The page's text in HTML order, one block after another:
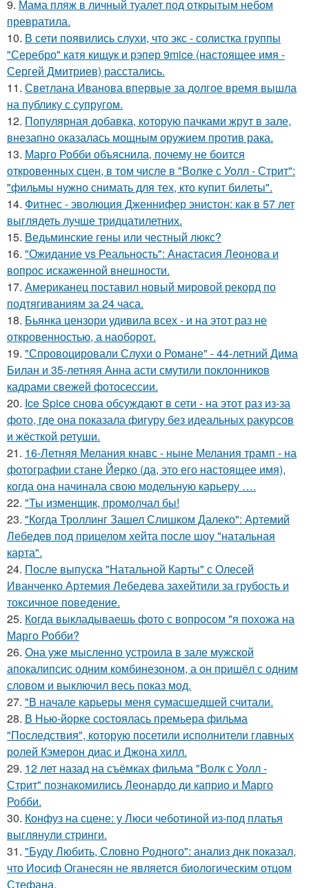
9. Мама пляж в личный туалет под открытым небом
превратила.
10. В сети появились слухи, что экс - солистка группы
"Серебро" катя кищук и рэпер 9mice (настоящее имя -
Сергей Дмитриев) расстались.
11. Светлана Иванова впервые за долгое время вышла
на публику с супругом.
12. Популярная добавка, которую пачками жрут в зале,
внезапно оказалась мощным оружием против рака.
13. Марго Робби объяснила, почему не боится
откровенных сцен, в том числе в "Волке с Уолл - Стрит":
"фильмы нужно снимать для тех, кто купит билеты".
14. Фитнес - эволюция Дженнифер энистон: как в 57 лет
выглядеть лучше тридцатилетних.
15. Ведьминские гены или честный люкс?
16. "Ожидание vs Реальность": Анастасия Леонова и
вопрос искаженной внешности.
17. Американец поставил новый мировой рекорд по
подтягиваниям за 24 часа.
18. Бьянка цензори удивила всех - и на этот раз не
откровенностью, а наоборот.
19. "Спровоцировали Слухи о Романе" - 44-летний Дима
Билан и 35-летняя Анна асти смутили поклонников
кадрами свежей фотосессии.
20. Ice Spice снова обсуждают в сети - на этот раз из-за
фото, где она показала фигуру без идеальных ракурсов
и жёсткой ретуши.
21. 16-Летняя Мелания кнавс - ныне Мелания трамп - на
фотографии стане Йерко (да, это его настоящее имя),
когда она начинала свою модельную карьеру ….
22. "Ты изменщик, промолчал бы!
23. "Когда Троллинг Зашел Слишком Далеко": Артемий
Лебедев под прицелом хейта после шоу "натальная
карта".
24. После выпуска "Натальной Карты" с Олесей
Иванченко Артемия Лебедева захейтили за грубость и
токсичное поведение.
25. Когда выкладываешь фото с вопросом "я похожа на
Марго Робби?
26. Она уже мысленно устроила в зале мужской
апокалипсис одним комбинезоном, а он пришёл с одним
словом и выключил весь показ мод.
27. "В начале карьеры меня сумасшедшей считали.
28. В Нью-йорке состоялась премьера фильма
"Последствия", которую посетили исполнители главных
ролей Кэмерон диас и Джона хилл.
29. 12 лет назад на съёмках фильма "Волк с Уолл -
Стрит" познакомились Леонардо ди каприо и Марго
Робби.
30. Конфуз на сцене: у Люси чеботиной из-под платья
выглянули стринги.
31. "Буду Любить, Словно Родного": анализ днк показал,
что Иосиф Оганесян не является биологическим отцом
Стефана.